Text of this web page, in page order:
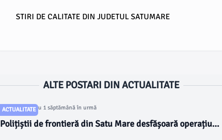
STIRI DE CALITATE DIN JUDETUL SATUMARE
ALTE POSTARI DIN ACTUALITATE
ACTUALITATE
Articol postat cu 1 săptămână în urmă
Polițiștii de frontieră din Satu Mare desfășoară operațiuni